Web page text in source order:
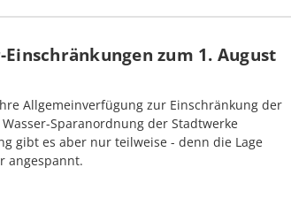
zum 1. August
Allgemeinverfügung zur Einschränkung der
Sparanordnung der Stadtwerke
gibt es aber nur teilweise - denn die Lage
angespannt.